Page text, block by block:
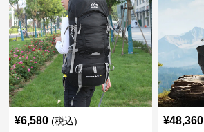
¥6,580 (税込) ¥48,360